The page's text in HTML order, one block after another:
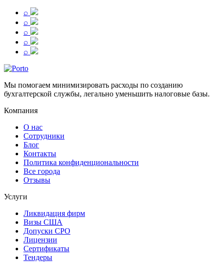
⌕
⌕
⌕
⌕
⌕
Мы помогаем минимизировать расходы по созданию
бухгалтерской службы, легально уменьшить налоговые базы.
Компания
О нас
Сотрудники
Блог
Контакты
Политика конфиденциональности
Все города
Отзывы
Услуги
Ликвидация фирм
Визы США
Допуски СРО
Лицензии
Сертификаты
Тендеры